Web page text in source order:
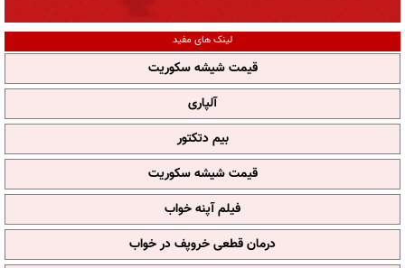
لینک های مفید
قیمت شیشه سکوریت
آلپاری
بیم دتکتور
قیمت شیشه سکوریت
فیلم آپنه خواب
درمان قطعی خروپف در خواب